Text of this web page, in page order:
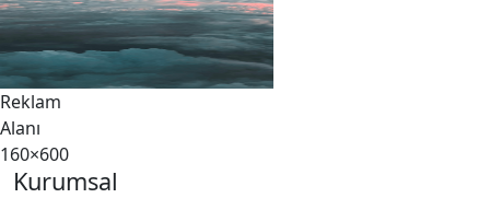
Reklam
Alanı
160×600
Kurumsal